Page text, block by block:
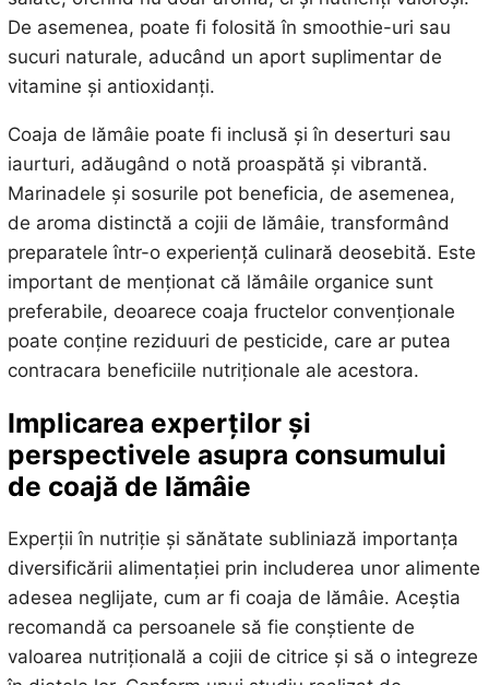
De asemenea, poate fi folosită în smoothie-uri sau
sucuri naturale, aducând un aport suplimentar de
vitamine și antioxidanți.
Coaja de lămâie poate fi inclusă și în deserturi sau
iaurturi, adăugând o notă proaspătă și vibrantă.
Marinadele și sosurile pot beneficia, de asemenea,
de aroma distinctă a cojii de lămâie, transformând
preparatele într-o experiență culinară deosebită. Este
important de menționat că lămâile organice sunt
preferabile, deoarece coaja fructelor convenționale
poate conține reziduuri de pesticide, care ar putea
contracara beneficiile nutriționale ale acestora.
Implicarea experților și
perspectivele asupra consumului
de coajă de lămâie
Experții în nutriție și sănătate subliniază importanța
diversificării alimentației prin includerea unor alimente
adesea neglijate, cum ar fi coaja de lămâie. Aceștia
recomandă ca persoanele să fie conștiente de
valoarea nutrițională a cojii de citrice și să o integreze